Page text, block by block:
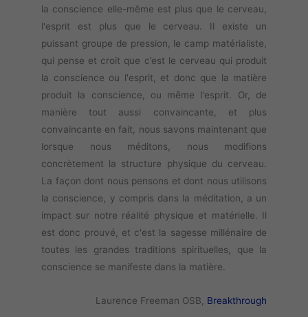
la conscience elle-même est plus que le cerveau,
l'esprit est plus que le cerveau. Il existe un
puissant groupe de pression, le camp matérialiste,
qui pense et croit que c’est le cerveau qui produit
la conscience ou l'esprit, et donc que la matière
produit la conscience, ou même l'esprit. Or, de
manière tout aussi convaincante, et plus
convaincante en fait, nous savons maintenant que
lorsque nous méditons, nous modifions
concrètement la structure physique du cerveau.
La façon dont nous pensons et dont nous utilisons
la conscience, y compris dans la méditation, a un
impact sur notre réalité physique et matérielle. Il
est donc prouvé, et c'est la sagesse millénaire de
toutes les grandes traditions spirituelles, que la
conscience se manifeste dans la matière.
Laurence Freeman OSB, Breakthrough